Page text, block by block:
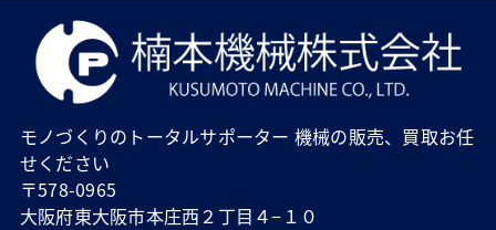
モノづくりのトータルサポーター 機械の販売、買取お任
せください
〒578-0965
大阪府東大阪市本庄西２丁目４−１０